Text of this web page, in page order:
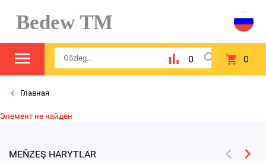
Bedew TM
0 0
Главная
Элемент не найден
MEŇZEŞ HARYTLAR